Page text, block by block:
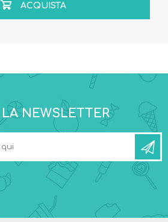
ACQUISTA
LA NEWSLETTER